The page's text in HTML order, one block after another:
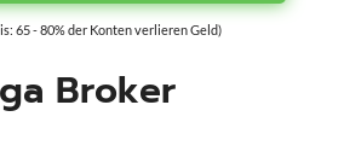
65 - 80% der Konten verlieren Geld)
Broker